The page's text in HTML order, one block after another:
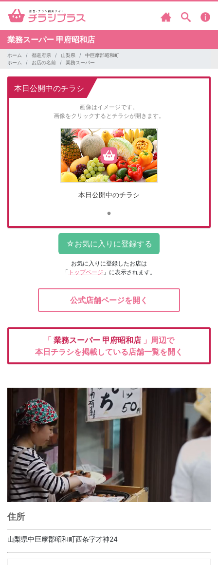
業務スーパー 甲府昭和店
ホーム 都道府県 山梨県
中巨摩郡昭和町
ホーム
お店の名前 業務スーパー
本日公開中のチラシ
画像はイメージです。
画像をクリックするとチラシが開きます。
本日公開中のチラシ
お気に入りに登録したお店は
「 トップページ 」に表示されます。
公式店舗ページを開く
「 業務スーパー 甲府昭和店 」周辺で
本日チラシを掲載している店舗一覧を開く
住所
山梨県中巨摩郡昭和町西条字才神24